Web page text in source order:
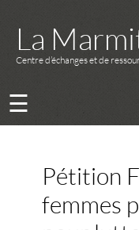
La
Centre d’échanges et de
☰
Pétition
femmes